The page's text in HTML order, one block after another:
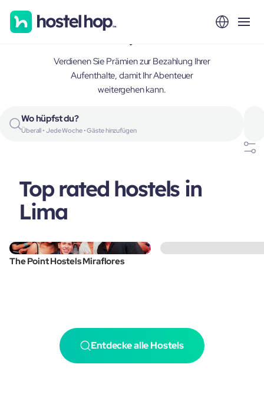
Lima, Peru
Verdienen Sie Prämien zur Bezahlung Ihrer
Aufenthalte, damit Ihr Abenteuer
weitergehen kann.
Wo hüpfst du?
Überall • Jede Woche • Gäste hinzufügen
Top rated hostels in
Lima
The Point Hostels Miraflores
Entdecke alle Hostels